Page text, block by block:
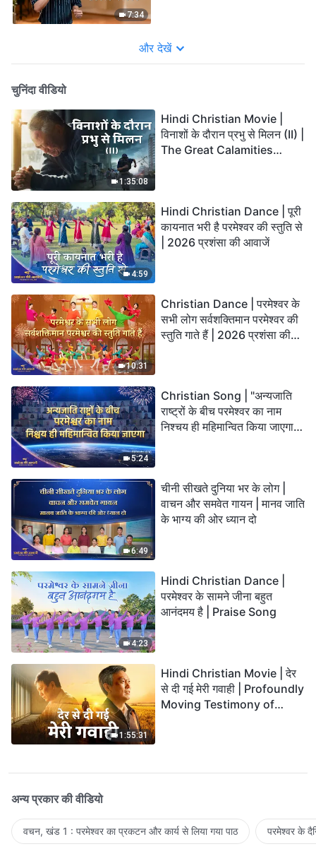
7:34
और देखें
चुनिंदा वीडियो
1:35:08
Hindi Christian Movie |
विनाशों के दौरान प्रभु से मिलन (II) |
The Great Calamities
4:59
Hindi Christian Dance | पूरी
कायनात भरी है परमेश्वर की स्तुति से
| 2026 प्रशंसा की आवाजें
10:31
Christian Dance | परमेश्वर के
सभी लोग सर्वशक्तिमान परमेश्वर की
स्तुति गाते हैं | 2026 प्रशंसा की
5:24
Christian Song | "अन्यजाति
राष्ट्रों के बीच परमेश्वर का नाम
निश्चय ही महिमान्वित किया जाएगा" |
6:49
चीनी सीखते दुनिया भर के लोग |
वाचन और समवेत गायन | मानव जाति
के भाग्य की ओर ध्यान दो
4:23
Hindi Christian Dance |
परमेश्वर के सामने जीना बहुत
आनंदमय है | Praise Song
1:55:31
Hindi Christian Movie | देर
से दी गई मेरी गवाही | Profoundly
Moving Testimony of
अन्य प्रकार की वीडियो
वचन, खंड 1 : परमेश्वर का प्रकटन और कार्य से लिया गया पाठ परमेश्वर के